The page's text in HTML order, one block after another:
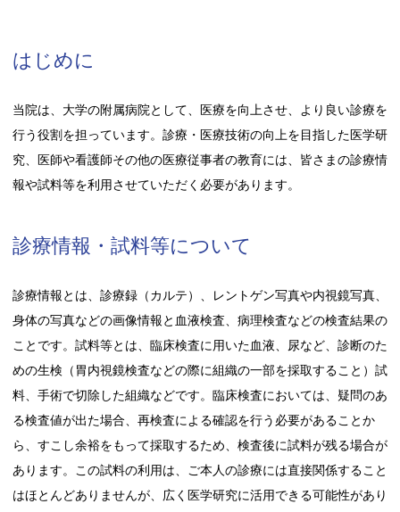
はじめに
当院は、大学の附属病院として、医療を向上させ、より良い診療を
行う役割を担っています。診療・医療技術の向上を目指した医学研
究、医師や看護師その他の医療従事者の教育には、皆さまの診療情
報や試料等を利用させていただく必要があります。
診療情報・試料等について
診療情報とは、診療録（カルテ）、レントゲン写真や内視鏡写真、
身体の写真などの画像情報と血液検査、病理検査などの検査結果の
ことです。試料等とは、臨床検査に用いた血液、尿など、診断のた
めの生検（胃内視鏡検査などの際に組織の一部を採取すること）試
料、手術で切除した組織などです。臨床検査においては、疑問のあ
る検査値が出た場合、再検査による確認を行う必要があることか
ら、すこし余裕をもって採取するため、検査後に試料が残る場合が
あります。この試料の利用は、ご本人の診療には直接関係すること
はほとんどありませんが、広く医学研究に活用できる可能性があり